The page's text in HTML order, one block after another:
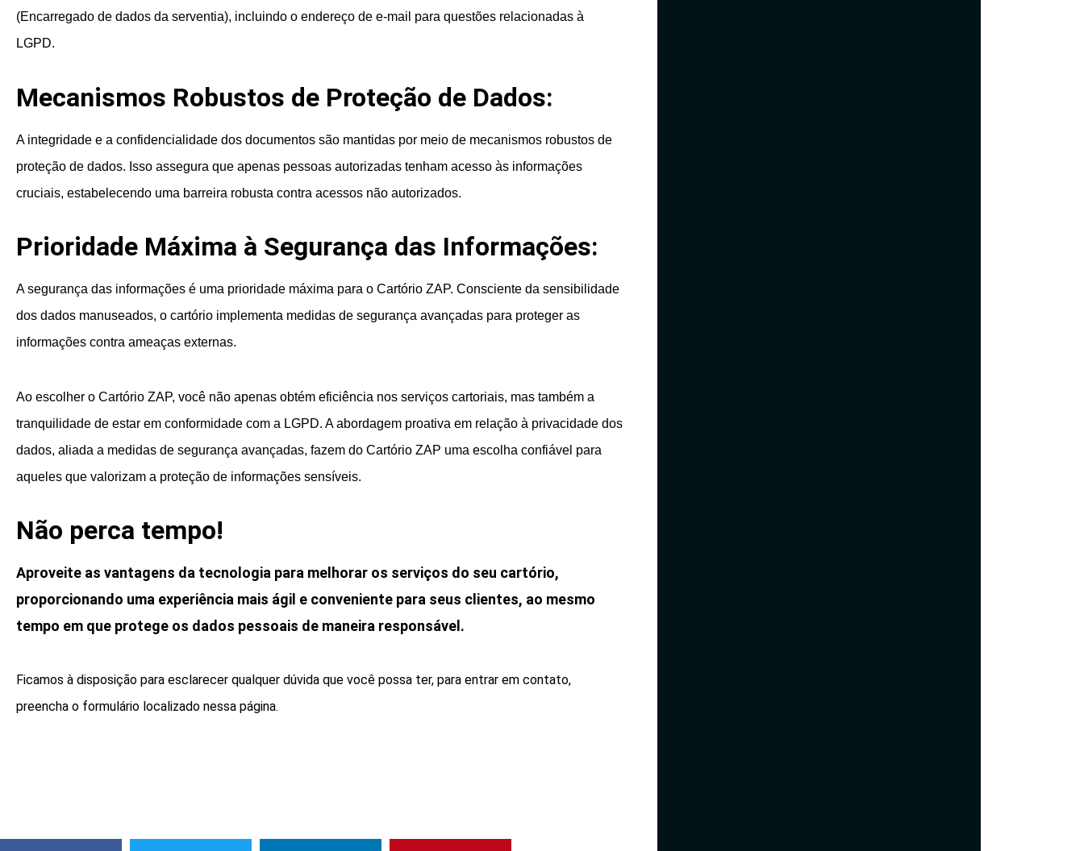
(Encarregado de dados da serventia), incluindo o endereço de e-mail para questões relacionadas à
LGPD.
Mecanismos Robustos de Proteção de Dados:
A integridade e a confidencialidade dos documentos são mantidas por meio de mecanismos robustos de
proteção de dados. Isso assegura que apenas pessoas autorizadas tenham acesso às informações
cruciais, estabelecendo uma barreira robusta contra acessos não autorizados.
Prioridade Máxima à Segurança das Informações:
A segurança das informações é uma prioridade máxima para o Cartório ZAP. Consciente da sensibilidade
dos dados manuseados, o cartório implementa medidas de segurança avançadas para proteger as
informações contra ameaças externas.
Ao escolher o Cartório ZAP, você não apenas obtém eficiência nos serviços cartoriais, mas também a
tranquilidade de estar em conformidade com a LGPD. A abordagem proativa em relação à privacidade dos
dados, aliada a medidas de segurança avançadas, fazem do Cartório ZAP uma escolha confiável para
aqueles que valorizam a proteção de informações sensíveis.
Não perca tempo!
Aproveite as vantagens da tecnologia para melhorar os serviços do seu cartório,
proporcionando uma experiência mais ágil e conveniente para seus clientes, ao mesmo
tempo em que protege os dados pessoais de maneira responsável.
Ficamos à disposição para esclarecer qualquer dúvida que você possa ter, para entrar em contato,
preencha o formulário localizado nessa página.